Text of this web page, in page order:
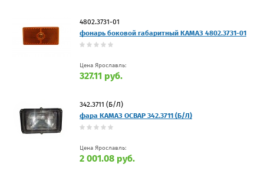
4802.3731-01
фонарь боковой габаритный КАМАЗ 4802.3731-01
Цена Ярославль:
327.11 руб.
342.3711 (Б/Л)
фара КАМАЗ ОСВАР 342.3711 (Б/Л)
Цена Ярославль:
2 001.08 руб.